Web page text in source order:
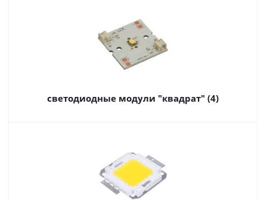
светодиодные модули "квадрат" (4)